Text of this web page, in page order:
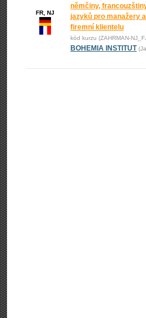
FR, NJ
němčiny,
jazyků pro manažery
firemní klientelu
kód kurzu (ZAHRMAN-
BOHEMIA INSTITUT